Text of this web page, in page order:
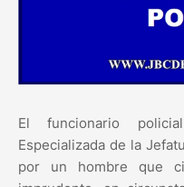
El funcionario
Especializada de la
por un hombre que